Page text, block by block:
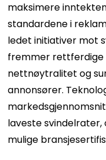
maksimere
standardene i
ledet initiativer mot
fremmer rettferdige
nettnøytralitet og
annonsører.
laveste svindelrater,
mulige